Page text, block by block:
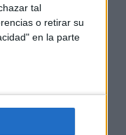
tal
o retirar su
en la parte